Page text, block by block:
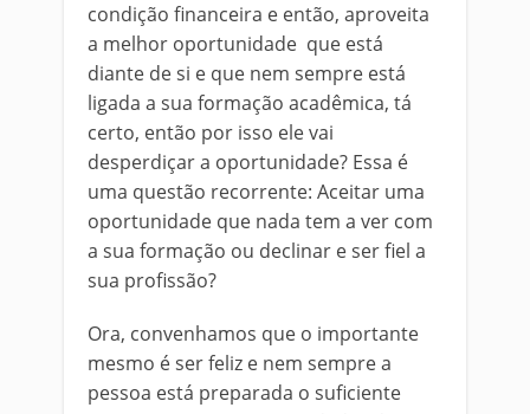
condição financeira e então, aproveita
a melhor oportunidade que está
diante de si e que nem sempre está
ligada a sua formação acadêmica, tá
certo, então por isso ele vai
desperdiçar a oportunidade? Essa é
uma questão recorrente: Aceitar uma
oportunidade que nada tem a ver com
a sua formação ou declinar e ser fiel a
sua profissão?
Ora, convenhamos que o importante
mesmo é ser feliz e nem sempre a
pessoa está preparada o suficiente